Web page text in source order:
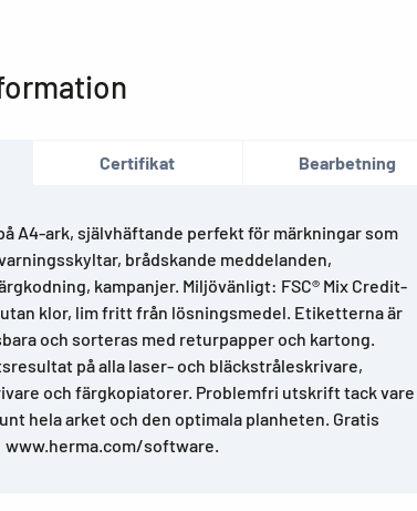
Certifikat Bearbetning
A4-ark, självhäftande perfekt för märkningar som
brådskande meddelanden,
kampanjer. Miljövänligt: FSC® Mix Credit-
klor, lim fritt från lösningsmedel. Etiketterna är
och sorteras med returpapper och kartong.
på alla laser- och bläckstråleskrivare,
och färgkopiatorer. Problemfri utskrift tack vare
hela arket och den optimala planheten. Gratis
software.